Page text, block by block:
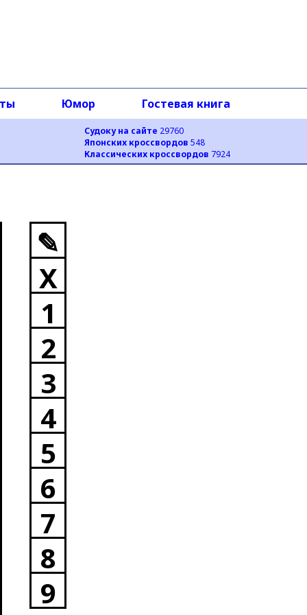
Судоку на сайте 29760
Японских кроссвордов 548
Классических кроссвордов 7924
Юмор Гостевая книга
✎
X
1
2
3
4
5
6
7
8
9